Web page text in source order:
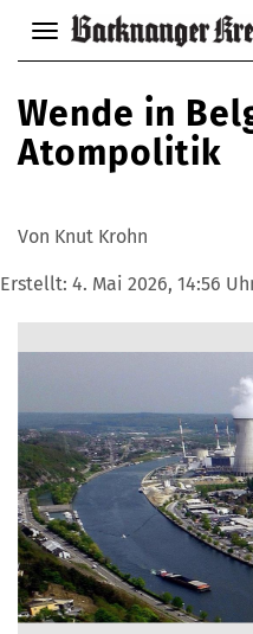
Navigation
anzeigen
verbergen
Wende in
Atompolitik
Von Knut Krohn
Erstellt: 4. Mai 2026, 14:56